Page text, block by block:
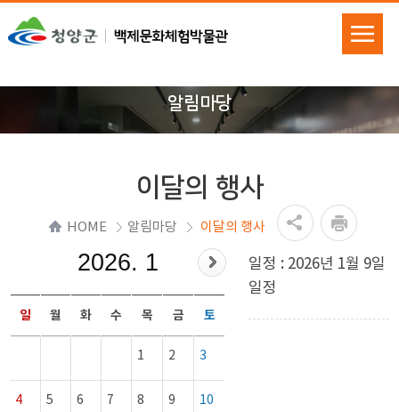
알림마당
이달의 행사
HOME 알림마당 이달의 행사
2026. 1
일 월 화 수 목 금 토
1 2 3
4
5
6 7 8 9 10
일정 : 2026년 1월 9일
일정